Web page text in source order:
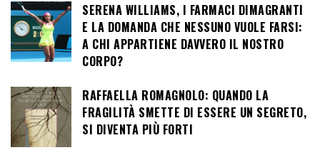
SERENA WILLIAMS, I FARMACI DIMAGRANTI
E LA DOMANDA CHE NESSUNO VUOLE FARSI:
A CHI APPARTIENE DAVVERO IL NOSTRO
CORPO?
RAFFAELLA ROMAGNOLO: QUANDO LA
FRAGILITÀ SMETTE DI ESSERE UN SEGRETO,
SI DIVENTA PIÙ FORTI